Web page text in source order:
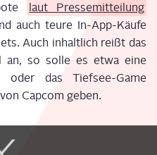
laut Pres­se­mit­tei­lung
auch teu­re In-App-Käu­fe
Auch inhalt­lich reißt das
an, so sol­le es etwa eine
oder das Tief­see-Game
Cap­com geben.